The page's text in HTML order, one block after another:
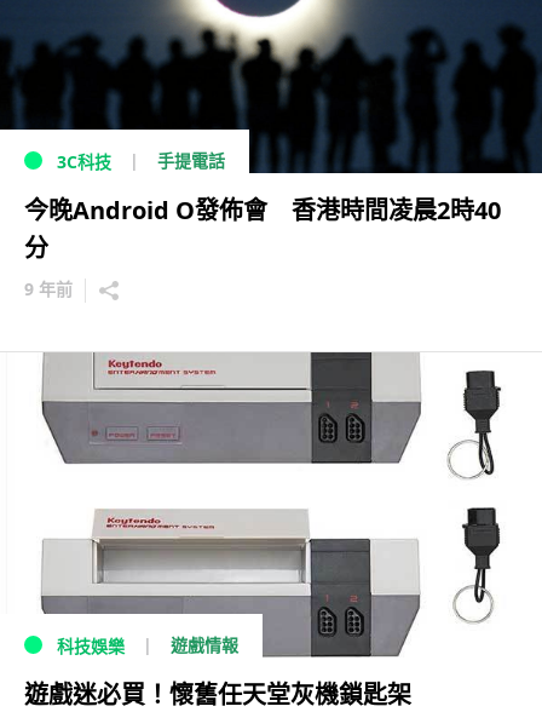
3C科技 手提電話
今晚Android O發佈會 香港時間凌晨2時40
分
9 年前
科技娛樂 遊戲情報
遊戲迷必買！懷舊任天堂灰機鎖匙架